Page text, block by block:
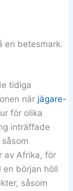
en betesmark.
tidiga
när jägare-
för olika
inträffade
av Afrika, för
en början höll
såsom